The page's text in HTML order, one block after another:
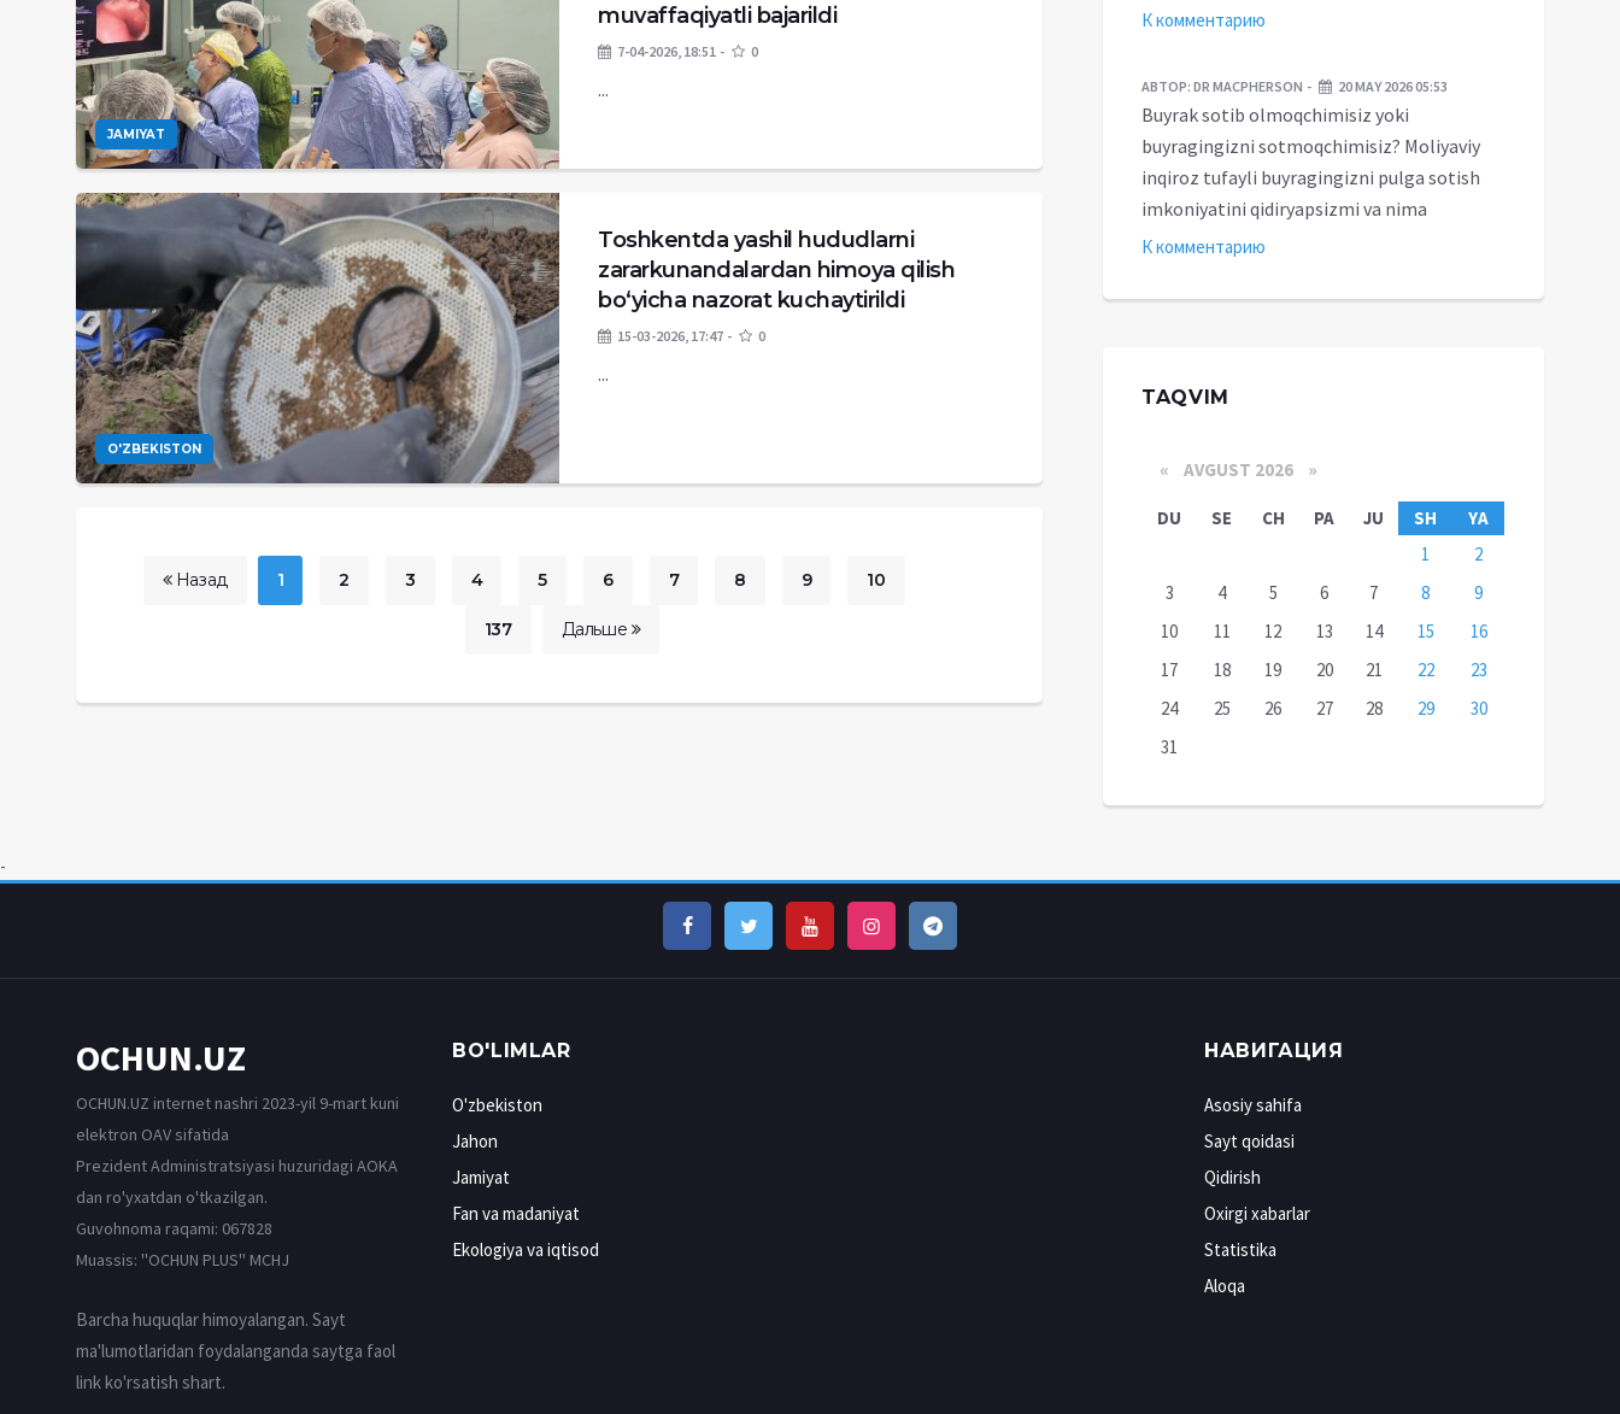
JAMIYAT
muvaffaqiyatli bajarildi
7-04-2026, 18:51 0
...
O'ZBEKISTON
Toshkentda yashil hududlarni
zararkunandalardan himoya qilish
bo‘yicha nazorat kuchaytirildi
15-03-2026, 17:47 0
...
Назад 1 2 3 4 5 6 7 8 9 10
137 Дальше
К комментарию
АВТОР: DR MACPHERSON 20 MAY 2026 05:53
Buyrak sotib olmoqchimisiz yoki
buyragingizni sotmoqchimisiz? Moliyaviy
inqiroz tufayli buyragingizni pulga sotish
imkoniyatini qidiryapsizmi va nima
К комментарию
TAQVIM
« AVGUST 2026 »
DU SE CH PA JU SH
YA
1
2
3
4 5 6 7 8
9
10
11 12 13 14 15
16
17
18 19 20 21 22
23
24
25 26 27 28 29
30
31
-
OCHUN.UZ
OCHUN.UZ internet nashri 2023-yil 9-mart kuni
elektron OAV sifatida
Prezident Administratsiyasi huzuridagi AOKA
dan ro'yxatdan o'tkazilgan.
Guvohnoma raqami: 067828
Muassis: ''OCHUN PLUS'' MCHJ
Barcha huquqlar himoyalangan. Sayt
ma'lumotlaridan foydalanganda saytga faol
link ko'rsatish shart.
BO'LIMLAR
O'zbekiston
Jahon
Jamiyat
Fan va madaniyat
Ekologiya va iqtisod
НАВИГАЦИЯ
Asosiy sahifa
Sayt qoidasi
Qidirish
Oxirgi xabarlar
Statistika
Aloqa